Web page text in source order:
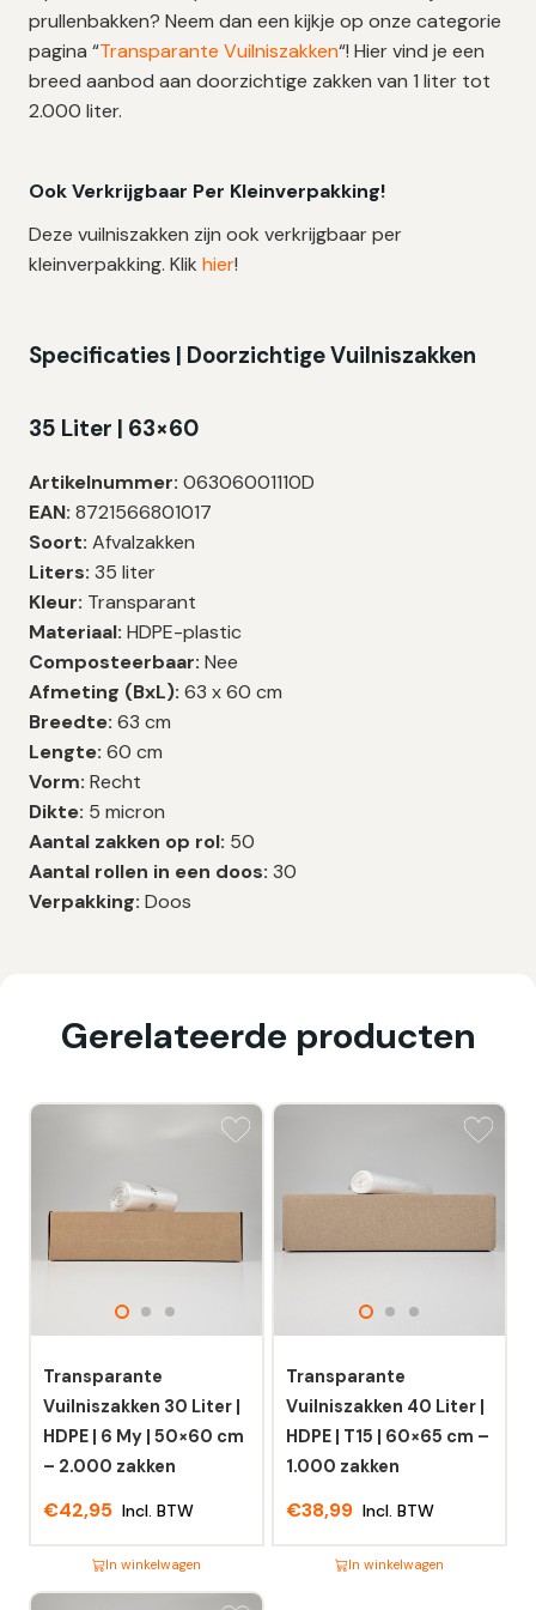
prullenbakken? Neem dan een kijkje op onze categorie
pagina “Transparante Vuilniszakken“! Hier vind je een
breed aanbod aan doorzichtige zakken van 1 liter tot
2.000 liter.
Ook Verkrijgbaar Per Kleinverpakking!
Deze vuilniszakken zijn ook verkrijgbaar per
kleinverpakking. Klik hier!
Specificaties | Doorzichtige Vuilniszakken
35 Liter | 63×60
Artikelnummer: 06306001110D
EAN: 8721566801017
Soort: Afvalzakken
Liters: 35 liter
Kleur: Transparant
Materiaal: HDPE-plastic
Composteerbaar: Nee
Afmeting (BxL): 63 x 60 cm
Breedte: 63 cm
Lengte: 60 cm
Vorm: Recht
Dikte: 5 micron
Aantal zakken op rol: 50
Aantal rollen in een doos: 30
Verpakking: Doos
Gerelateerde producten
Transparante
Vuilniszakken 30 Liter |
HDPE | 6 My | 50×60 cm
– 2.000 zakken
€42,95 Incl. BTW
In winkelwagen
Dit
Transparante
Vuilniszakken 40 Liter |
HDPE | T15 | 60×65 cm –
1.000 zakken
€38,99 Incl. BTW
In winkelwagen